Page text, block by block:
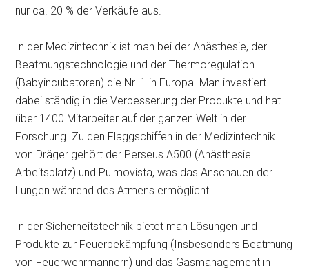
nur ca. 20 % der Verkäufe aus.
In der Medizintechnik ist man bei der Anästhesie, der
Beatmungstechnologie und der Thermoregulation
(Babyincubatoren) die Nr. 1 in Europa. Man investiert
dabei ständig in die Verbesserung der Produkte und hat
über 1400 Mitarbeiter auf der ganzen Welt in der
Forschung. Zu den Flaggschiffen in der Medizintechnik
von Dräger gehört der Perseus A500 (Anästhesie
Arbeitsplatz) und Pulmovista, was das Anschauen der
Lungen während des Atmens ermöglicht.
In der Sicherheitstechnik bietet man Lösungen und
Produkte zur Feuerbekämpfung (Insbesonders Beatmung
von Feuerwehrmännern) und das Gasmanagement in